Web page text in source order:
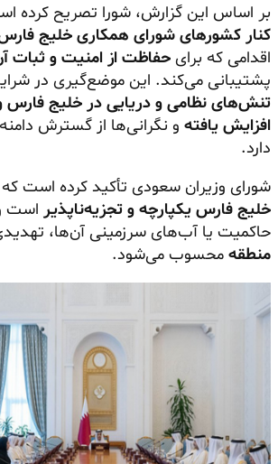
بر اساس این گزارش، شورا تصریح کرده
کنار کشورهای شورای همکاری خلیج
اقدامی که برای حفاظت از امنیت و ثبات
پشتیبانی می‌کند. این موضع‌گیری در
تنش‌های نظامی و دریایی در خلیج فارس
افزایش یافته و نگرانی‌ها از گسترش
دارد.
شورای وزیران سعودی تأکید کرده است که
خلیج فارس یکپارچه و تجزیه‌ناپذیر است
حاکمیت یا آب‌های سرزمینی آن‌ها،
منطقه محسوب می‌شود.